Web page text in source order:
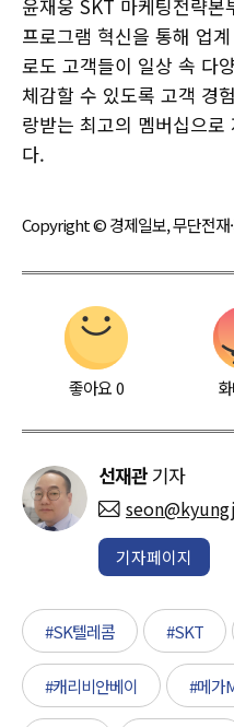
윤재웅 SKT 마케팅전략
프로그램 혁신을 통해 업
로도 고객들이 일상 속 다
체감할 수 있도록 고객 경
랑받는 최고의 멤버십으
다.
Copyright © 경제일보, 무단전재
좋아요0
선재관 기자
기자페이지
#SK텔레콤 #SKT
#캐리비안베이 #메가